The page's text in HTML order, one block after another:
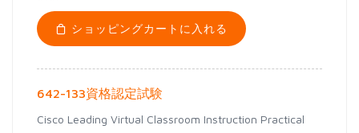
ショッピングカートに入れる
642-133資格認定試験
Cisco Leading Virtual Classroom Instruction Practical